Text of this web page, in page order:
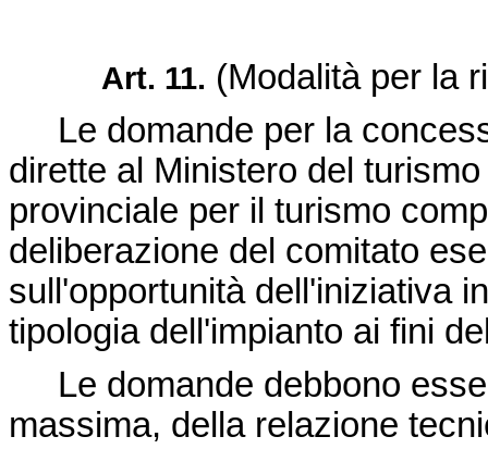
Art. 11. (Modalità per la
Le domande per la
dirette al Ministero del
provinciale per il turismo
deliberazione del comitato
sull'opportunità dell'iniziativa
tipologia dell'impianto ai fini
Le domande debbono
massima, della relazione